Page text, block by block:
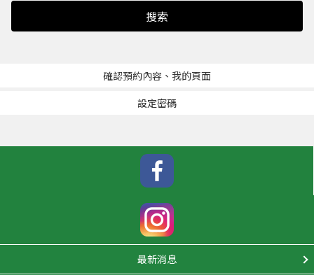
搜索
確認預約內容、我的頁面
設定密碼
最新消息